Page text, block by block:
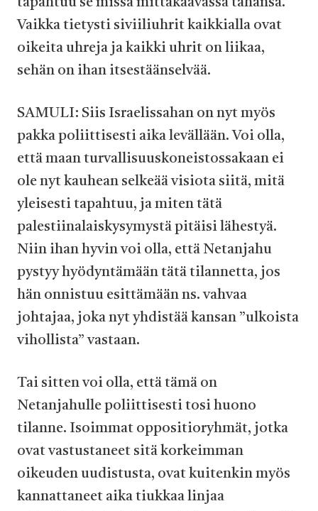
tapahtuu se missä mittakaavassa tahansa.
Vaikka tietysti siviiliuhrit kaikkialla ovat
oikeita uhreja ja kaikki uhrit on liikaa,
sehän on ihan itsestäänselvää.
SAMULI: Siis Israelissahan on nyt myös
pakka poliittisesti aika levällään. Voi olla,
että maan turvallisuuskoneistossakaan ei
ole nyt kauhean selkeää visiota siitä, mitä
yleisesti tapahtuu, ja miten tätä
palestiinalaiskysymystä pitäisi lähestyä.
Niin ihan hyvin voi olla, että Netanjahu
pystyy hyödyntämään tätä tilannetta, jos
hän onnistuu esittämään ns. vahvaa
johtajaa, joka nyt yhdistää kansan ”ulkoista
vihollista” vastaan.
Tai sitten voi olla, että tämä on
Netanjahulle poliittisesti tosi huono
tilanne. Isoimmat oppositioryhmät, jotka
ovat vastustaneet sitä korkeimman
oikeuden uudistusta, ovat kuitenkin myös
kannattaneet aika tiukkaa linjaa